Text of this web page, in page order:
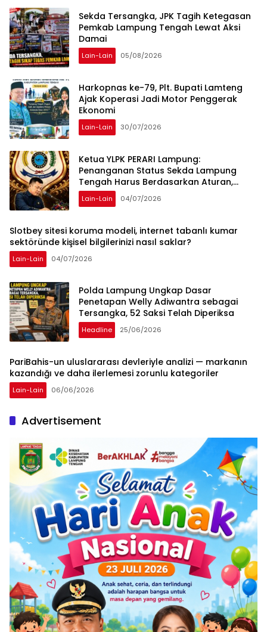
Sekda Tersangka, JPK Tagih Ketegasan
Pemkab Lampung Tengah Lewat Aksi
Damai
Lain-Lain 05/08/2026
Harkopnas ke-79, Plt. Bupati Lamteng
Ajak Koperasi Jadi Motor Penggerak
Ekonomi
Lain-Lain 30/07/2026
Ketua YLPK PERARI Lampung:
Penanganan Status Sekda Lampung
Tengah Harus Berdasarkan Aturan,
Bukan Tekanan Opini
Lain-Lain 04/07/2026
Slotbey sitesi koruma modeli, internet tabanlı kumar
sektöründe kişisel bilgilerinizi nasıl saklar?
Lain-Lain 04/07/2026
Polda Lampung Ungkap Dasar
Penetapan Welly Adiwantra sebagai
Tersangka, 52 Saksi Telah Diperiksa
Headline 25/06/2026
PariBahis-un uluslararası devleriyle analizi — markanın
kazandığı ve daha ilerlemesi zorunlu kategoriler
Lain-Lain 06/06/2026
Advertisement